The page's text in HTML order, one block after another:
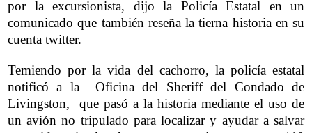
por la excursionista, dijo la Policía Estatal en un
comunicado que también reseña la tierna historia en su
cuenta twitter.
Temiendo por la vida del cachorro, la policía estatal
notificó a la Oficina del Sheriff del Condado de
Livingston, que pasó a la historia mediante el uso de
un avión no tripulado para localizar y ayudar a salvar